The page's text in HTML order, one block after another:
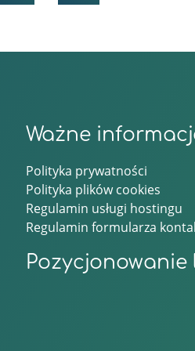
Ważne
Polityka prywatności
Polityka plików cookies
Regulamin usługi hostingu
Regulamin formularza
Pozycjonowanie